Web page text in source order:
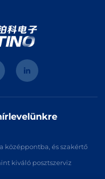
középpontba, és szakértő
kiváló posztszerviz